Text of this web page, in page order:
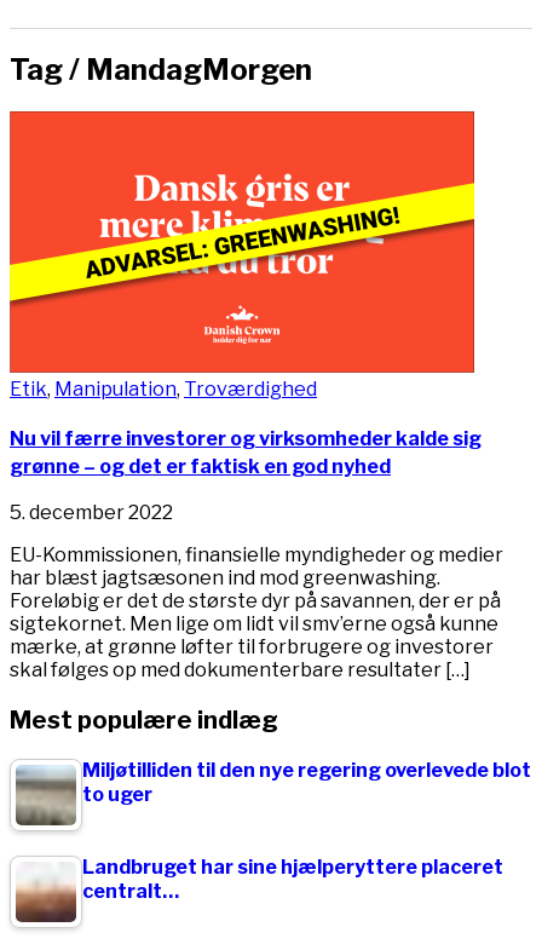
Tag / MandagMorgen
Etik, Manipulation, Troværdighed
Nu vil færre investorer og virksomheder kalde sig
grønne – og det er faktisk en god nyhed
5. december 2022
EU-Kommissionen, finansielle myndigheder og medier
har blæst jagtsæsonen ind mod greenwashing.
Foreløbig er det de største dyr på savannen, der er på
sigtekornet. Men lige om lidt vil smv’erne også kunne
mærke, at grønne løfter til forbrugere og investorer
skal følges op med dokumenterbare resultater […]
Mest populære indlæg
Miljøtilliden til den nye regering overlevede blot
to uger
Landbruget har sine hjælperyttere placeret
centralt…